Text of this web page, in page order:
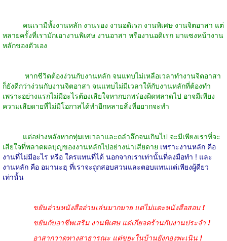
คนเรามีทั้งงานหลัก งานรอง งานอดิเรก งานพิเศษ งานจิตอาสา แต่
หลายครั้งที่เรามักเอางานพิเศษ งานอาสา หรืองานอดิเรก มาแซงหน้างาน
หลักของตัวเอง
หากชีวิตต้องง่วนกับงานหลัก จนแทบไม่เหลือเวลาทำงานจิตอาสา
ก็ยังดีกว่าง่วนกับงานจิตอาสา จนแทบไม่มีเวลาให้กับงานหลักที่ต้องทำ
เพราะอย่างแรกไม่มีอะไรต้องเสียใจหากบกพร่องผิดพลาดไป อาจมีเพียง
ความเสียดายที่ไม่มีโอกาสได้ทำอีกหลายสิ่งที่อยากจะทำ
แต่อย่างหลังหากทุ่มเทเวลาและถลำลึกจนเกินไป จะมีเพียงเราที่จะ
เสียใจที่พลาดผลบุญของงานหลักไปอย่างน่าเสียดาย เพราะงานหลัก คือ
งานที่ไม่มีอะไร หรือ ใครแทนที่ได้ นอกจากเราเท่านั้นที่ลงมือทำ ! และ
งานหลัก คือ อมานะฮฺ ที่เราจะถูกสอบสวนและตอบแทนแต่เพียงผู้ดียว
เท่านั้น
ขยันอ่านหนังสืออ่านเล่นมากมาย แต่ไม่แตะหนังสือสอบ!
ขยันกับอาชีพเสริม งานพิเศษ แต่เกียจคร้านกับงานประจำ !
อาสากวาดทางสาธารณะ แต่ขยะในบ้านยังกองพะเนิน !